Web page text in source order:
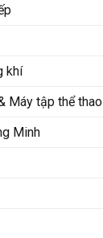
khí
Máy tập thể thao
Minh